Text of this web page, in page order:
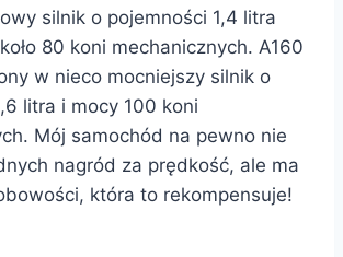
silnik o pojemności 1,4 litra
80 koni mechanicznych. A160
w nieco mocniejszy silnik o
litra i mocy 100 koni
Mój samochód na pewno nie
nagród za prędkość, ale ma
która to rekompensuje!